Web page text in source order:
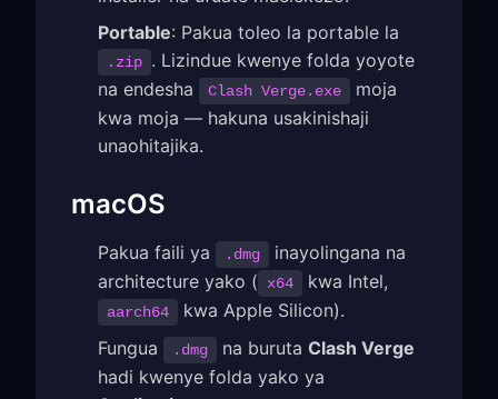
Portable: Pakua toleo la portable la
.zip . Lizindue kwenye folda yoyote
na endesha
Clash Verge.exe
moja
kwa moja — hakuna usakinishaji
unaohitajika.
macOS
Pakua faili ya .dmg
inayolingana na
architecture yako (
x64 kwa Intel,
aarch64
kwa Apple Silicon).
Fungua
.dmg na buruta Clash Verge
hadi kwenye folda yako ya